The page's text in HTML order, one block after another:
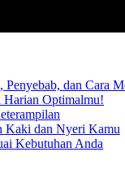
dan Cara
Harian Optimalmu!
Kaki dan Nyeri Kamu
Kebutuhan Anda